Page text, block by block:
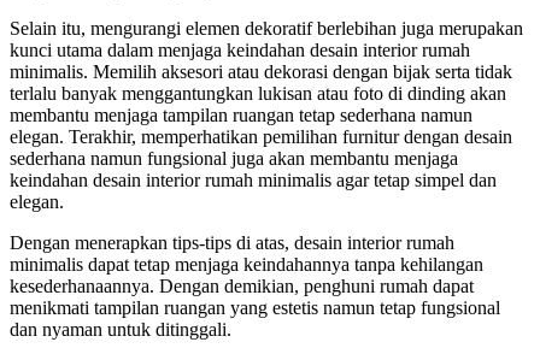
Selain itu, mengurangi elemen dekoratif berlebihan juga merupakan
kunci utama dalam menjaga keindahan desain interior rumah
minimalis. Memilih aksesori atau dekorasi dengan bijak serta tidak
terlalu banyak menggantungkan lukisan atau foto di dinding akan
membantu menjaga tampilan ruangan tetap sederhana namun
elegan. Terakhir, memperhatikan pemilihan furnitur dengan desain
sederhana namun fungsional juga akan membantu menjaga
keindahan desain interior rumah minimalis agar tetap simpel dan
elegan.
Dengan menerapkan tips-tips di atas, desain interior rumah
minimalis dapat tetap menjaga keindahannya tanpa kehilangan
kesederhanaannya. Dengan demikian, penghuni rumah dapat
menikmati tampilan ruangan yang estetis namun tetap fungsional
dan nyaman untuk ditinggali.